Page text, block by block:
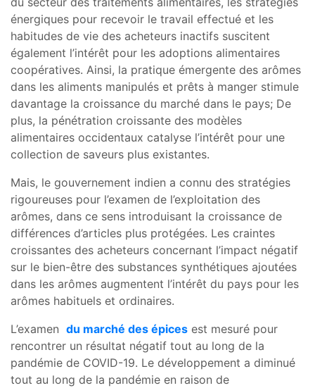
énergiques pour recevoir le travail effectué et les
habitudes de vie des acheteurs inactifs suscitent
également l’intérêt pour les adoptions alimentaires
coopératives. Ainsi, la pratique émergente des arômes
dans les aliments manipulés et prêts à manger stimule
davantage la croissance du marché dans le pays; De
plus, la pénétration croissante des modèles
alimentaires occidentaux catalyse l’intérêt pour une
collection de saveurs plus existantes.
Mais, le gouvernement indien a connu des stratégies
rigoureuses pour l’examen de l’exploitation des
arômes, dans ce sens introduisant la croissance de
différences d’articles plus protégées. Les craintes
croissantes des acheteurs concernant l’impact négatif
sur le bien-être des substances synthétiques ajoutées
dans les arômes augmentent l’intérêt du pays pour les
arômes habituels et ordinaires.
L’examen du marché des épices est mesuré pour
rencontrer un résultat négatif tout au long de la
pandémie de COVID-19. Le développement a diminué
tout au long de la pandémie en raison de